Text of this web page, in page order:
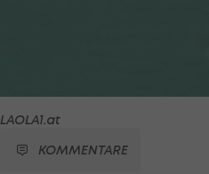
KOMMENTARE